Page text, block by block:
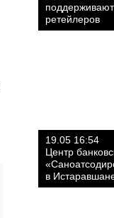
ретейлеров
19.05 16:54
Центр
в